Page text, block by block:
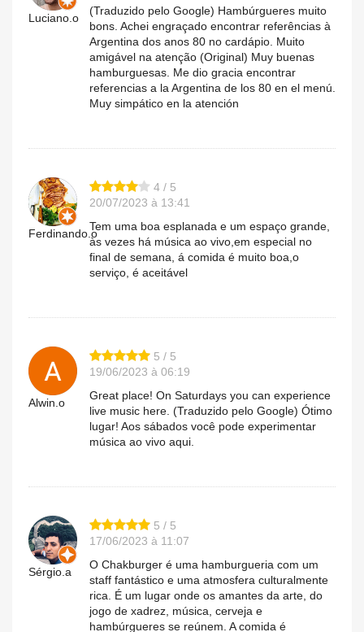
Luciano.o
(Traduzido pelo Google) Hambúrgueres muito
bons. Achei engraçado encontrar referências à
Argentina dos anos 80 no cardápio. Muito
amigável na atenção (Original) Muy buenas
hamburguesas. Me dio gracia encontrar
referencias a la Argentina de los 80 en el menú.
Muy simpático en la atención
Ferdinando.o
4 / 5
20/07/2023 à 13:41
Tem uma boa esplanada e um espaço grande,
às vezes há música ao vivo,em especial no
final de semana, á comida é muito boa,o
serviço, é aceitável
Alwin.o
5 / 5
19/06/2023 à 06:19
Great place! On Saturdays you can experience
live music here. (Traduzido pelo Google) Ótimo
lugar! Aos sábados você pode experimentar
música ao vivo aqui.
Sérgio.a
5 / 5
17/06/2023 à 11:07
O Chakburger é uma hamburgueria com um
staff fantástico e uma atmosfera culturalmente
rica. É um lugar onde os amantes da arte, do
jogo de xadrez, música, cerveja e
hambúrgueres se reúnem. A comida é